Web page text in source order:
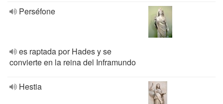
Perséfone
es raptada por Hades y se
convierte en la reina del Inframundo
Hestia